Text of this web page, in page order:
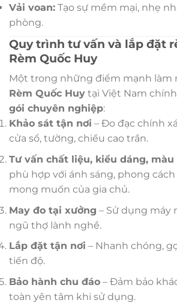
Vải voan: Tạo sự mềm mại, nhẹ
phòng.
Quy trình tư vấn và lắp đặt
Rèm Quốc Huy
Một trong những điểm mạnh làm
Rèm Quốc Huy tại Việt Nam
gói chuyên nghiệp:
Khảo sát tận nơi – Đo đạc chính
cửa sổ, tường, chiều cao trần.
Tư vấn chất liệu, kiểu dáng, màu
phù hợp với ánh sáng, phong
mong muốn của gia chủ.
May đo tại xưởng – Sử dụng máy
ngũ thợ lành nghề.
Lắp đặt tận nơi – Nhanh chóng,
tiến độ.
Bảo hành chu đáo – Đảm bảo
toàn yên tâm khi sử dụng.